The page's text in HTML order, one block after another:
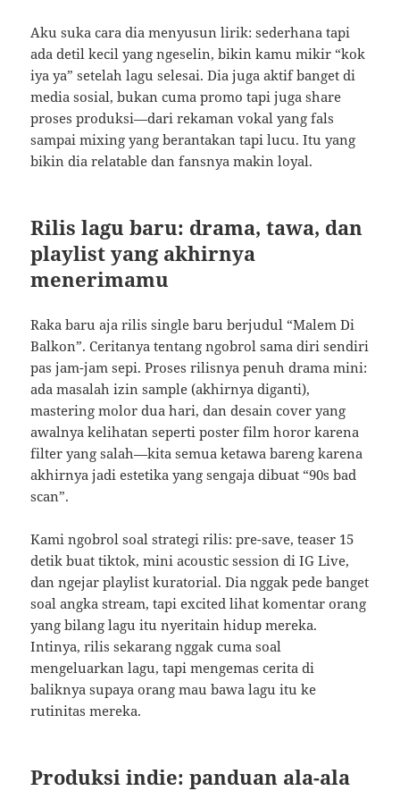
Aku suka cara dia menyusun lirik: sederhana tapi
ada detil kecil yang ngeselin, bikin kamu mikir “kok
iya ya” setelah lagu selesai. Dia juga aktif banget di
media sosial, bukan cuma promo tapi juga share
proses produksi—dari rekaman vokal yang fals
sampai mixing yang berantakan tapi lucu. Itu yang
bikin dia relatable dan fansnya makin loyal.
Rilis lagu baru: drama, tawa, dan
playlist yang akhirnya
menerimamu
Raka baru aja rilis single baru berjudul “Malem Di
Balkon”. Ceritanya tentang ngobrol sama diri sendiri
pas jam-jam sepi. Proses rilisnya penuh drama mini:
ada masalah izin sample (akhirnya diganti),
mastering molor dua hari, dan desain cover yang
awalnya kelihatan seperti poster film horor karena
filter yang salah—kita semua ketawa bareng karena
akhirnya jadi estetika yang sengaja dibuat “90s bad
scan”.
Kami ngobrol soal strategi rilis: pre-save, teaser 15
detik buat tiktok, mini acoustic session di IG Live,
dan ngejar playlist kuratorial. Dia nggak pede banget
soal angka stream, tapi excited lihat komentar orang
yang bilang lagu itu nyeritain hidup mereka.
Intinya, rilis sekarang nggak cuma soal
mengeluarkan lagu, tapi mengemas cerita di
baliknya supaya orang mau bawa lagu itu ke
rutinitas mereka.
Produksi indie: panduan ala-ala